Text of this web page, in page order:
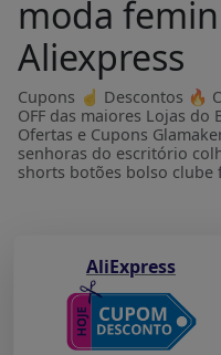
moda
Aliexpress
Cupons ☝ Descontos 🔥
OFF das maiores Lojas
Ofertas e Cupons
senhoras do escritório
shorts botões bolso
AliExpress